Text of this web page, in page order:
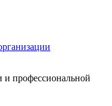
профессиональной